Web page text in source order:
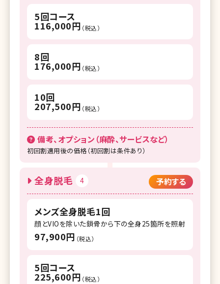
5回コース
116,000円 （税込）
8回
176,000円 （税込）
10回
207,500円 （税込）
備考、オプション（麻酔、サービスなど）
初回割適用後の価格（初回割は条件あり）
全身脱毛 4 予約する
メンズ全身脱毛1回
顔とVIOを除いた鎖骨から下の全身25箇所を照射
97,900円 （税込）
5回コース
225,600円 （税込）